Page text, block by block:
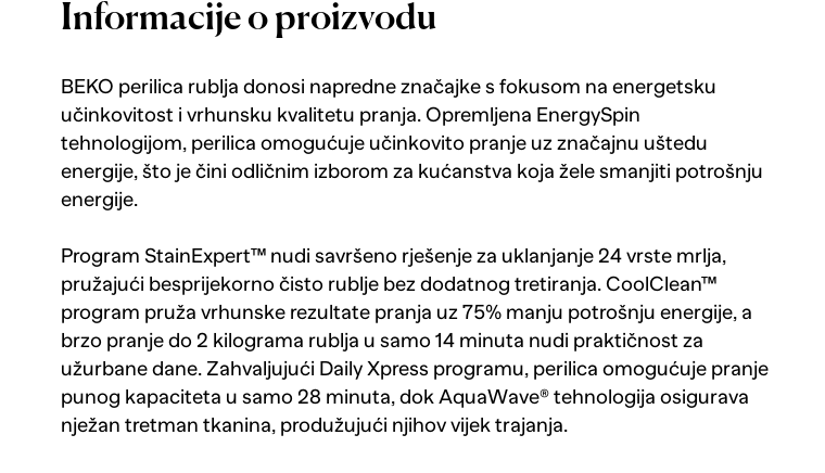
Informacije o proizvodu
BEKO perilica rublja donosi napredne značajke s fokusom na energetsku
učinkovitost i vrhunsku kvalitetu pranja. Opremljena EnergySpin
tehnologijom, perilica omogućuje učinkovito pranje uz značajnu uštedu
energije, što je čini odličnim izborom za kućanstva koja žele smanjiti potrošnju
energije.
Program StainExpert™ nudi savršeno rješenje za uklanjanje 24 vrste mrlja,
pružajući besprijekorno čisto rublje bez dodatnog tretiranja. CoolClean™
program pruža vrhunske rezultate pranja uz 75% manju potrošnju energije, a
brzo pranje do 2 kilograma rublja u samo 14 minuta nudi praktičnost za
užurbane dane. Zahvaljujući Daily Xpress programu, perilica omogućuje pranje
punog kapaciteta u samo 28 minuta, dok AquaWave® tehnologija osigurava
nježan tretman tkanina, produžujući njihov vijek trajanja.